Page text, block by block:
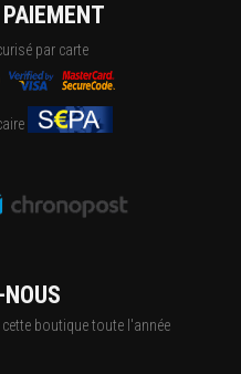
par carte
boutique toute l'année